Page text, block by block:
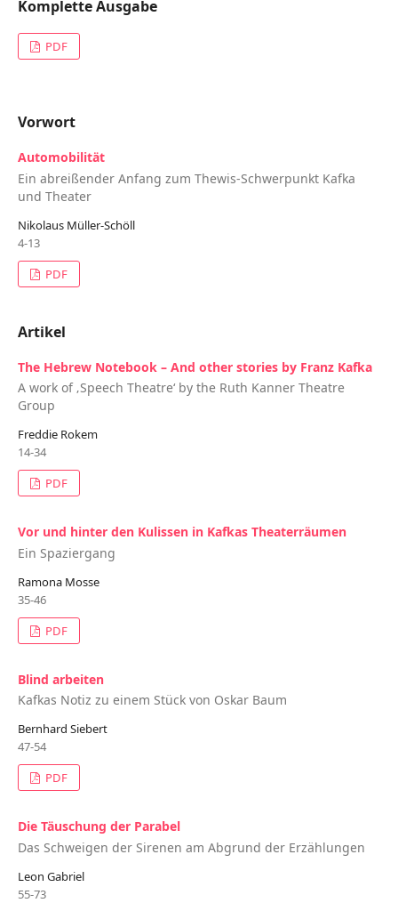
Komplette Ausgabe
PDF
Vorwort
Automobilität
Ein abreißender Anfang zum Thewis-Schwerpunkt Kafka
und Theater
Nikolaus Müller-Schöll
4-13
PDF
Artikel
The Hebrew Notebook – And other stories by Franz Kafka
A work of ‚Speech Theatre‘ by the Ruth Kanner Theatre
Group
Freddie Rokem
14-34
PDF
Vor und hinter den Kulissen in Kafkas Theaterräumen
Ein Spaziergang
Ramona Mosse
35-46
PDF
Blind arbeiten
Kafkas Notiz zu einem Stück von Oskar Baum
Bernhard Siebert
47-54
PDF
Die Täuschung der Parabel
Das Schweigen der Sirenen am Abgrund der Erzählungen
Leon Gabriel
55-73